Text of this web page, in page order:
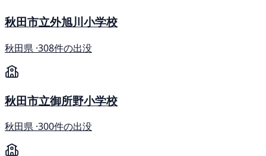
秋田市立外旭川小学校
秋田県 ·308件の出没
秋田市立御所野小学校
秋田県 ·300件の出没